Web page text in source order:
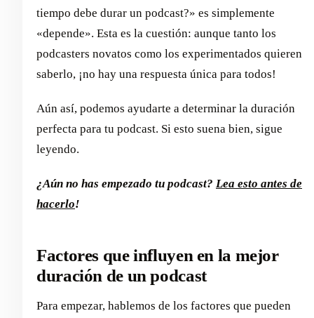
tiempo debe durar un podcast?» es simplemente
«depende». Esta es la cuestión: aunque tanto los
podcasters novatos como los experimentados quieren
saberlo, ¡no hay una respuesta única para todos!
Aún así, podemos ayudarte a determinar la duración
perfecta para tu podcast. Si esto suena bien, sigue
leyendo.
¿Aún no has empezado tu podcast? Lea esto antes de
hacerlo!
Factores que influyen en la mejor
duración de un podcast
Para empezar, hablemos de los factores que pueden